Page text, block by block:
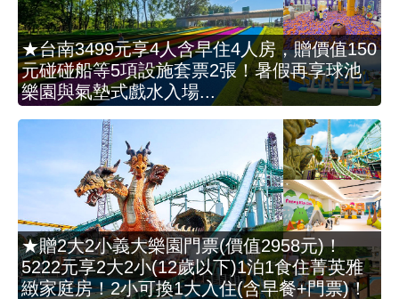
★台南3499元享4人含早住4人房，贈價值150
元碰碰船等5項設施套票2張！暑假再享球池
樂園與氣墊式戲水入場...
★贈2大2小義大樂園門票(價值2958元)！
5222元享2大2小(12歲以下)1泊1食住菁英雅
緻家庭房！2小可換1大入住(含早餐+門票)！